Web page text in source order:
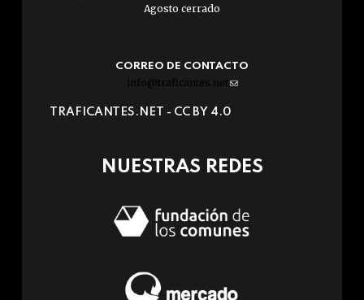
Agosto cerrado
CORREO DE CONTACTO
info@traficantes.net (link
e-
TRAFICANTES.NET - CC BY 4.0
NUESTRAS REDES